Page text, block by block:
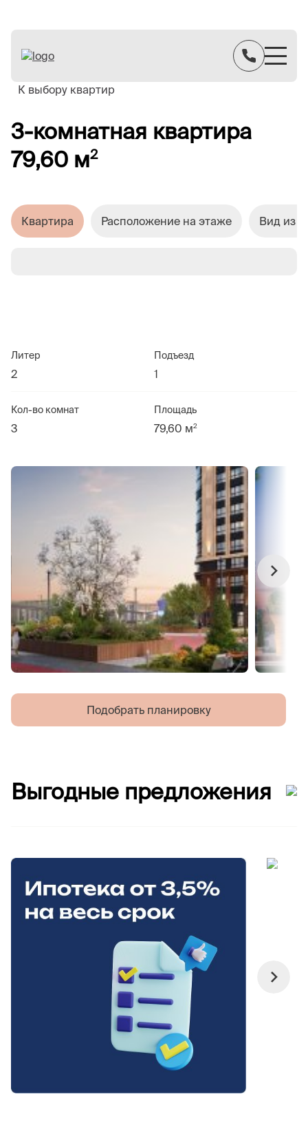
К выбору квартир
3-комнатная квартира
79,60 м2
Литер
2
Подъезд
1
Кол-во комнат
3
Площадь
79,60 м2
Подобрать планировку
Квартира Расположение на этаже Вид из
Выгодные предложения